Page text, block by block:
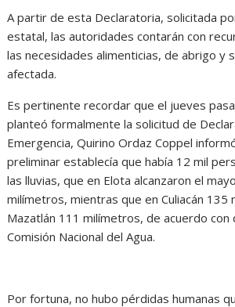
A partir de esta Declaratoria, solicitada
estatal, las autoridades contarán con
las necesidades alimenticias, de abrigo y
afectada.
Es pertinente recordar que el jueves
planteó formalmente la solicitud de
Emergencia, Quirino Ordaz Coppel
preliminar establecía que había 12 mil
las lluvias, que en Elota alcanzaron el
milímetros, mientras que en Culiacán 135
Mazatlán 111 milímetros, de acuerdo con
Comisión Nacional del Agua.
Por fortuna, no hubo pérdidas humanas